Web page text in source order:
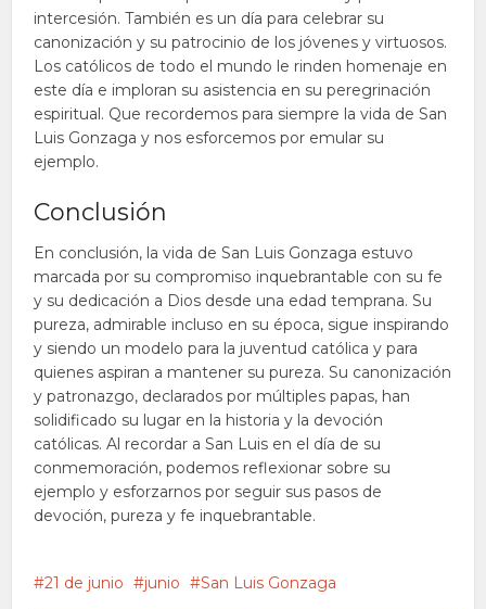
intercesión. También es un día para celebrar su
canonización y su patrocinio de los jóvenes y virtuosos.
Los católicos de todo el mundo le rinden homenaje en
este día e imploran su asistencia en su peregrinación
espiritual. Que recordemos para siempre la vida de San
Luis Gonzaga y nos esforcemos por emular su
ejemplo.
Conclusión
En conclusión, la vida de San Luis Gonzaga estuvo
marcada por su compromiso inquebrantable con su fe
y su dedicación a Dios desde una edad temprana. Su
pureza, admirable incluso en su época, sigue inspirando
y siendo un modelo para la juventud católica y para
quienes aspiran a mantener su pureza. Su canonización
y patronazgo, declarados por múltiples papas, han
solidificado su lugar en la historia y la devoción
católicas. Al recordar a San Luis en el día de su
conmemoración, podemos reflexionar sobre su
ejemplo y esforzarnos por seguir sus pasos de
devoción, pureza y fe inquebrantable.
21 de junio junio San Luis Gonzaga